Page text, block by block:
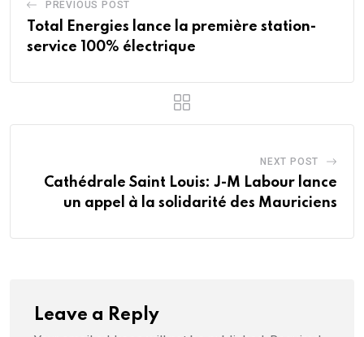
PREVIOUS POST
Total Energies lance la première station-
service 100% électrique
NEXT POST
Cathédrale Saint Louis: J-M Labour lance
un appel à la solidarité des Mauriciens
Leave a Reply